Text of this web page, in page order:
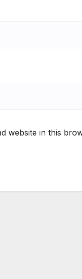
website in this